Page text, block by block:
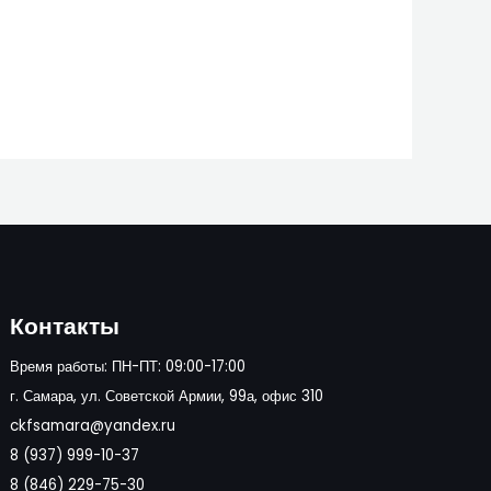
Контакты
Время работы: ПН-ПТ: 09:00-17:00
г. Самара, ул. Советской Армии, 99а, офис 310
ckfsamara@yandex.ru
8 (937) 999-10-37
8 (846) 229-75-30